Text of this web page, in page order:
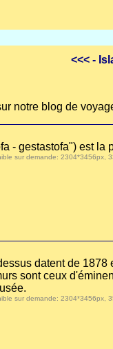
<<< -
notre blog de
- gestastofa") est la
sur demande: 2304*3456px,
datent de
sont ceux
sur demande: 2304*3456px,